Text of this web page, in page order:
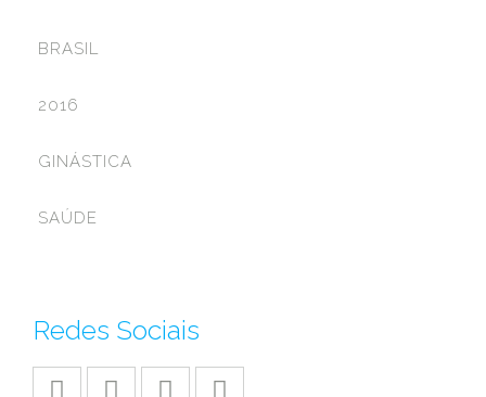
BRASIL
2016
GINÁSTICA
SAÚDE
Redes Sociais